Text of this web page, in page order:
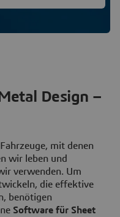
Design –
mit denen
wir leben und
verwenden. Um
die effektive
benötigen
Software für Sheet